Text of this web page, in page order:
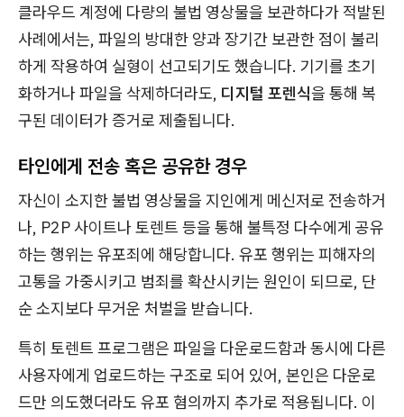
클라우드 계정에 다량의 불법 영상물을 보관하다가 적발된
사례에서는, 파일의 방대한 양과 장기간 보관한 점이 불리
하게 작용하여 실형이 선고되기도 했습니다. 기기를 초기
화하거나 파일을 삭제하더라도, 디지털 포렌식을 통해 복
구된 데이터가 증거로 제출됩니다.
타인에게 전송 혹은 공유한 경우
자신이 소지한 불법 영상물을 지인에게 메신저로 전송하거
나, P2P 사이트나 토렌트 등을 통해 불특정 다수에게 공유
하는 행위는 유포죄에 해당합니다. 유포 행위는 피해자의
고통을 가중시키고 범죄를 확산시키는 원인이 되므로, 단
순 소지보다 무거운 처벌을 받습니다.
특히 토렌트 프로그램은 파일을 다운로드함과 동시에 다른
사용자에게 업로드하는 구조로 되어 있어, 본인은 다운로
드만 의도했더라도 유포 혐의까지 추가로 적용됩니다. 이